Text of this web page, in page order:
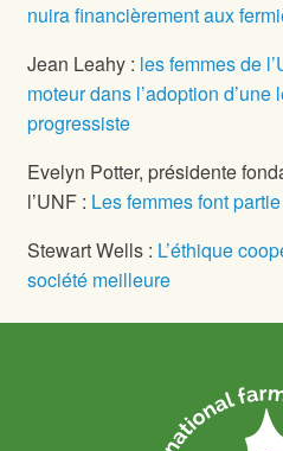
nuira financièrement aux
Jean Leahy : les femmes de
moteur dans l’adoption
progressiste
Evelyn Potter, présidente
l’UNF : Les femmes font
Stewart Wells : L’éthique
société meilleure